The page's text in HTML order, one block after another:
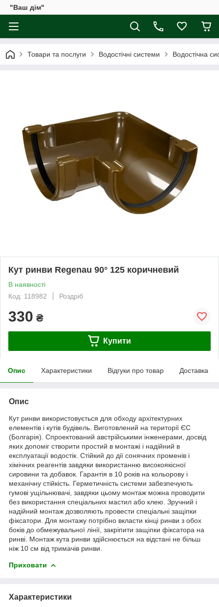
"Ваш дім"
Товари та послуги Водостічні системи Водостічна
Кут ринви Regenau 90° 125 коричневий
В наявності
Код: 118982
Роздріб
330 ₴
Купити
Опис Характеристики Відгуки про товар Доставка
Опис
Кут ринви використовується для обходу архітектурних
елементів і кутів будівель. Виготовлений на території ЄС
(Болгарія). Спроектований австрійськими інженерами, досвід
яких допоміг створити простий в монтажі і надійний в
експлуатації водостік. Стійкий до дії сонячних променів і
хімічних реагентів завдяки використанню високоякісної
сировини та добавок. Гарантія в 10 років на кольорову і
механічну стійкість. Герметичність системи забезпечують
гумові ущільнювачі, завдяки цьому монтаж можна проводити
без використання спеціальних мастил або клею. Зручний і
надійний монтаж дозволяють провести спеціальні защіпки
фіксатори. Для монтажу потрібно вкласти кінці ринви з обох
боків до обмежувальної лінії, закріпити защіпки фіксатора на
ринві. Монтаж кута ринви здійснюється на відстані не більш
ніж 10 см від тримачів ринви.
Приховати
Характеристики